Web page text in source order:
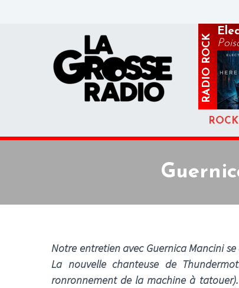
RADIO
ROCK
ROCK
Notre entretien avec Guernica Mancini
La nouvelle chanteuse de
ronronnement de la machine à